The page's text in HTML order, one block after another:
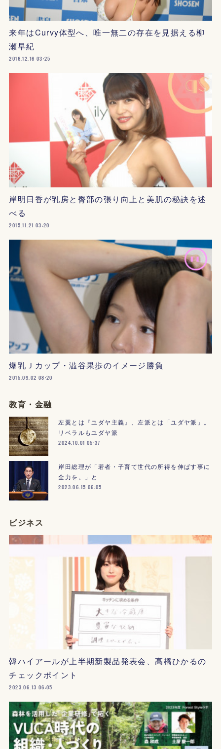
来年はCurvy体型へ、唯一無二の存在を見据える柳
瀬早紀
2016.12.16 03:25
岸明日香が乳房と臀部の張り向上と美肌の秘訣を述
べる
2015.11.21 03:20
爆乳Ｊカップ・澁谷果歩のイメージ勝負
2015.09.02 08:20
教育・金融
左翼とは『ユダヤ主義』、左派とは「ユダヤ派」。
リベラルもユダヤ派
2024.10.01 05:37
岸田総理が「若者・子育て世代の所得を伸ばす事に
全力を。」と
2023.06.15 06:05
ビジネス
韓ハイアールが上半期新製品発表会、髙橋ひかるの
チェックポイント
2023.06.13 06:05